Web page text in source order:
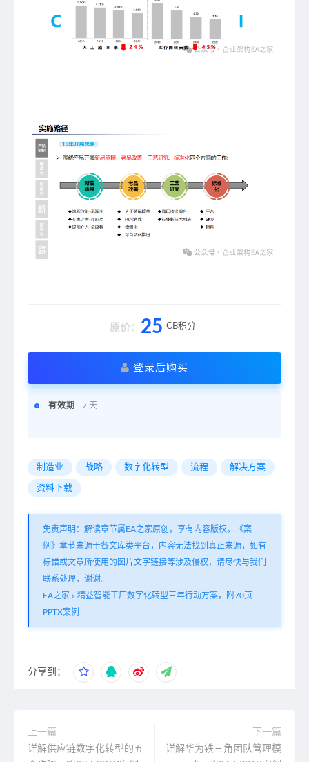
原价： 25 CB积分
登录后购买
有效期 7 天
制造业 战略 数字化转型 流程 解决方案
资料下载
免责声明：解读章节属EA之家原创，享有内容版权。《案
例》章节来源于各文库类平台，内容无法找到真正来源，如有
标错或文章所使用的图片文字链接等涉及侵权，请尽快与我们
联系处理，谢谢。
EA之家 » 精益智能工厂数字化转型三年行动方案，附70页
PPTX案例
分享到：
上一篇
详解供应链数字化转型的五
下一篇
详解华为铁三角团队管理模